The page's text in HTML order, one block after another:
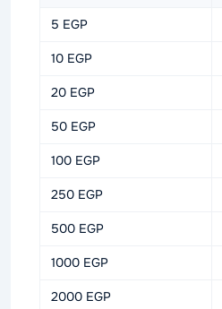
5 EGP
10 EGP
20 EGP
50 EGP
100 EGP
250 EGP
500 EGP
1000 EGP
2000 EGP